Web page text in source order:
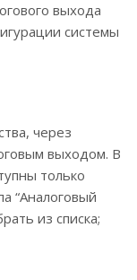
выхода
системы
через
выходом. В
только
“Аналоговый
из списка;